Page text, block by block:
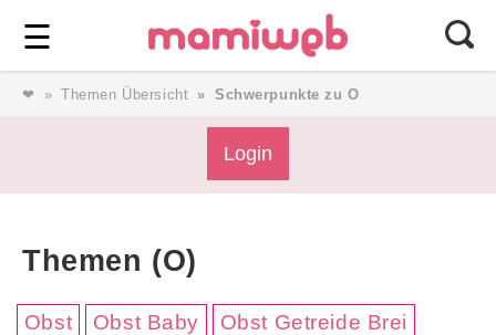
☰ ⎯ Wir lieben Familie ⎯
❤ Themen Übersicht Schwerpunkte zu O
Login
Themen (O)
Obst Obst Baby Obst Getreide Brei
Forum